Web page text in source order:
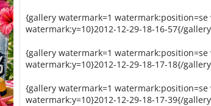
{gallery watermark=1 watermark:position=se
watermark:y=10}2012-12-29-18-16-57{/
{gallery watermark=1 watermark:position=se
watermark:y=10}2012-12-29-18-17-18{/
{gallery watermark=1 watermark:position=se
watermark:y=10}2012-12-29-18-17-39{/